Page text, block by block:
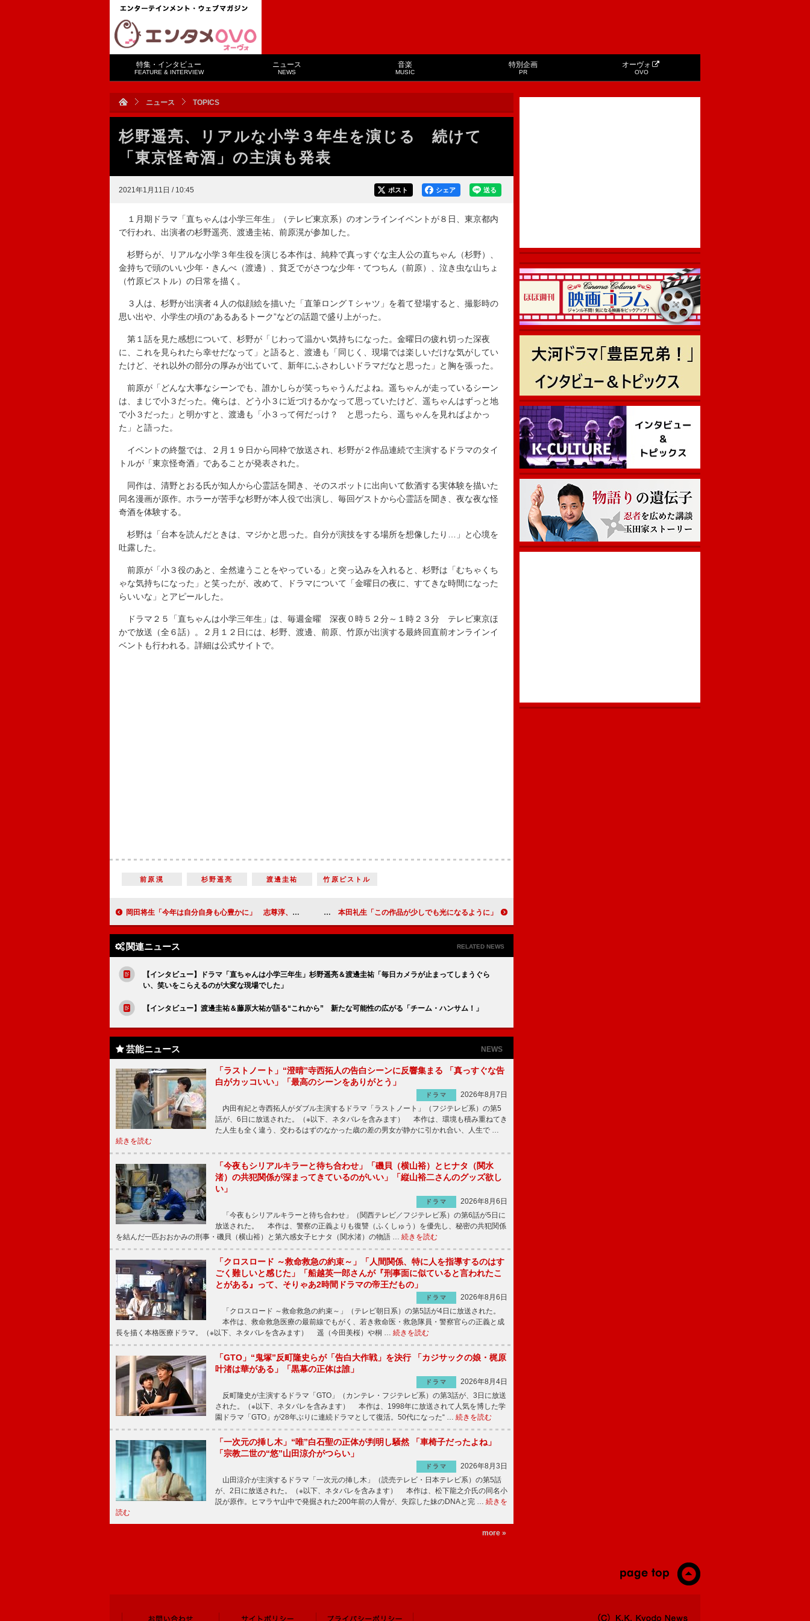
特集・インタビュー
FEATURE & INTERVIEW
ニュース
NEWS
音楽
MUSIC
特別企画
PR
オーヴォ
OVO
ニュース TOPICS
杉野遥亮、リアルな小学３年生を演じる 続けて
「東京怪奇酒」の主演も発表
2021年1月11日 / 10:45 送る
シェア
ポスト
１月期ドラマ「直ちゃんは小学三年生」（テレビ東京系）のオンラインイベントが８日、東京都内
で行われ、出演者の杉野遥亮、渡邊圭祐、前原滉が参加した。
杉野らが、リアルな小学３年生役を演じる本作は、純粋で真っすぐな主人公の直ちゃん（杉野）、
金持ちで頭のいい少年・きんべ（渡邊）、貧乏でがさつな少年・てつちん（前原）、泣き虫な山ちょ
（竹原ピストル）の日常を描く。
３人は、杉野が出演者４人の似顔絵を描いた「直筆ロングＴシャツ」を着て登場すると、撮影時の
思い出や、小学生の頃の“あるあるトーク”などの話題で盛り上がった。
第１話を見た感想について、杉野が「じわって温かい気持ちになった。金曜日の疲れ切った深夜
に、これを見られたら幸せだなって」と語ると、渡邊も「同じく、現場では楽しいだけな気がしてい
たけど、それ以外の部分の厚みが出ていて、新年にふさわしいドラマだなと思った」と胸を張った。
前原が「どんな大事なシーンでも、誰かしらが笑っちゃうんだよね。遥ちゃんが走っているシーン
は、まじで小３だった。俺らは、どう小３に近づけるかなって思っていたけど、遥ちゃんはずっと地
で小３だった」と明かすと、渡邊も「小３って何だっけ？ と思ったら、遥ちゃんを見ればよかっ
た」と語った。
イベントの終盤では、２月１９日から同枠で放送され、杉野が２作品連続で主演するドラマのタイ
トルが「東京怪奇酒」であることが発表された。
同作は、清野とおる氏が知人から心霊話を聞き、そのスポットに出向いて飲酒する実体験を描いた
同名漫画が原作。ホラーが苦手な杉野が本人役で出演し、毎回ゲストから心霊話を聞き、夜な夜な怪
奇酒を体験する。
杉野は「台本を読んだときは、マジかと思った。自分が演技をする場所を想像したり…」と心境を
吐露した。
前原が「小３役のあと、全然違うことをやっている」と突っ込みを入れると、杉野は「むちゃくち
ゃな気持ちになった」と笑ったが、改めて、ドラマについて「金曜日の夜に、すてきな時間になった
らいいな」とアピールした。
ドラマ２５「直ちゃんは小学三年生」は、毎週金曜 深夜０時５２分～１時２３分 テレビ東京ほ
かで放送（全６話）。２月１２日には、杉野、渡邊、前原、竹原が出演する最終回直前オンラインイ
ベントも行われる。詳細は公式サイトで。
前原滉 杉野遥亮 渡邊圭祐 竹原ピストル
岡田将生「今年は自分自身も心豊かに」 志尊淳、平手友梨奈と神社でヒット祈願 舞台『刀剣乱舞』最新作が開幕 本田礼生「この作品が少しでも光になるように」
関連ニュース RELATED NEWS
【インタビュー】ドラマ「直ちゃんは小学三年生」杉野遥亮＆渡邊圭祐「毎日カメラが止まってしまうぐら
い、笑いをこらえるのが大変な現場でした」
【インタビュー】渡邊圭祐＆藤原大祐が語る“これから” 新たな可能性の広がる「チーム・ハンサム！」
芸能ニュース NEWS
「ラストノート」“澄晴”寺西拓人の告白シーンに反響集まる 「真っすぐな告
白がカッコいい」「最高のシーンをありがとう」
ドラマ
2026年8月7日
内田有紀と寺西拓人がダブル主演するドラマ「ラストノート」（フジテレビ系）の第5
話が、6日に放送された。（※以下、ネタバレを含みます） 本作は、環境も積み重ねてき
た人生も全く違う、交わるはずのなかった歳の差の男女が静かに引かれ合い、人生で …
続きを読む
「今夜もシリアルキラーと待ち合わせ」「磯貝（横山裕）とヒナタ（関水
渚）の共犯関係が深まってきているのがいい」「縦山裕二さんのグッズ欲し
い」
ドラマ
2026年8月6日
「今夜もシリアルキラーと待ち合わせ」（関西テレビ／フジテレビ系）の第6話が5日に
放送された。 本作は、警察の正義よりも復讐（ふくしゅう）を優先し、秘密の共犯関係
を結んだ一匹おおかみの刑事・磯貝（横山裕）と第六感女子ヒナタ（関水渚）の物語 … 続きを読む
「クロスロード ～救命救急の約束～」「人間関係、特に人を指導するのはす
ごく難しいと感じた」「船越英一郎さんが『刑事面に似ていると言われたこ
とがある』って、そりゃあ2時間ドラマの帝王だもの」
ドラマ
2026年8月6日
「クロスロード ～救命救急の約束～」（テレビ朝日系）の第5話が4日に放送された。
本作は、救命救急医療の最前線でもがく、若き救命医・救急隊員・警察官らの正義と成
長を描く本格医療ドラマ。（※以下、ネタバレを含みます） 遥（今田美桜）や桐 … 続きを読む
「GTO」“鬼塚”反町隆史らが「告白大作戦」を決行 「カジサックの娘・梶原
叶渚は華がある」「黒幕の正体は誰」
ドラマ
2026年8月4日
反町隆史が主演するドラマ「GTO」（カンテレ・フジテレビ系）の第3話が、3日に放送
された。（※以下、ネタバレを含みます） 本作は、1998年に放送されて人気を博した学
園ドラマ「GTO」が28年ぶりに連続ドラマとして復活。50代になった“ … 続きを読む
「一次元の挿し木」“唯”白石聖の正体が判明し騒然 「車椅子だったよね」
「宗教二世の“悠”山田涼介がつらい」
ドラマ
2026年8月3日
山田涼介が主演するドラマ「一次元の挿し木」（読売テレビ・日本テレビ系）の第5話
が、2日に放送された。（※以下、ネタバレを含みます） 本作は、松下龍之介氏の同名小
説が原作。ヒマラヤ山中で発掘された200年前の人骨が、失踪した妹のDNAと完 … 続きを
読む
more »